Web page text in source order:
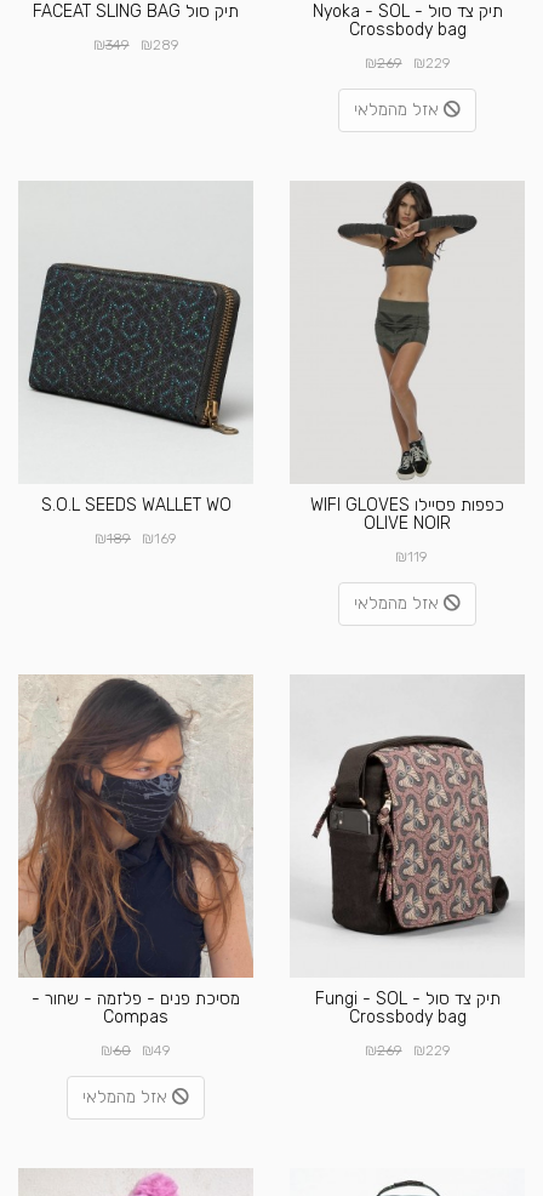
תיק צד סול - Nyoka - SOL
Crossbody bag
₪229
₪269
אזל מהמלאי
תיק סול FACEAT SLING BAG
₪289
₪349
כפפות פסיילו WIFI GLOVES
OLIVE NOIR
₪119
אזל מהמלאי
S.O.L SEEDS WALLET WO
₪169
₪189
תיק צד סול - Fungi - SOL
Crossbody bag
₪229
₪269
מסיכת פנים - פלזמה - שחור -
Compas
₪49
₪60
אזל מהמלאי